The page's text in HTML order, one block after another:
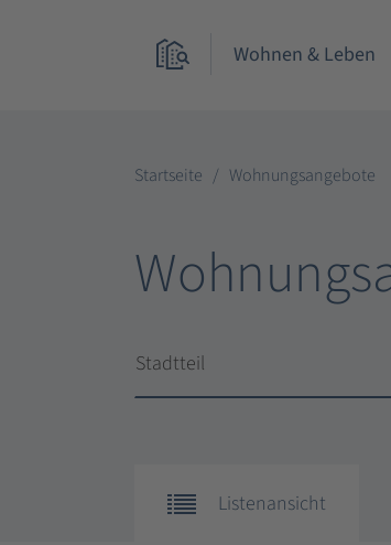
Wohnen & Leben
Startseite Wohnungsangebote
Stadtteil
Listenansicht